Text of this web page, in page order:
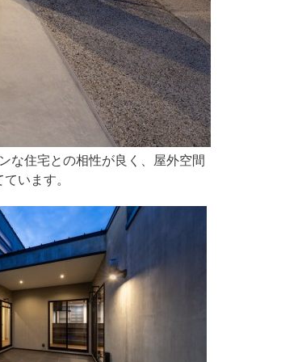
な住宅との相性が良く、屋外空間
います。